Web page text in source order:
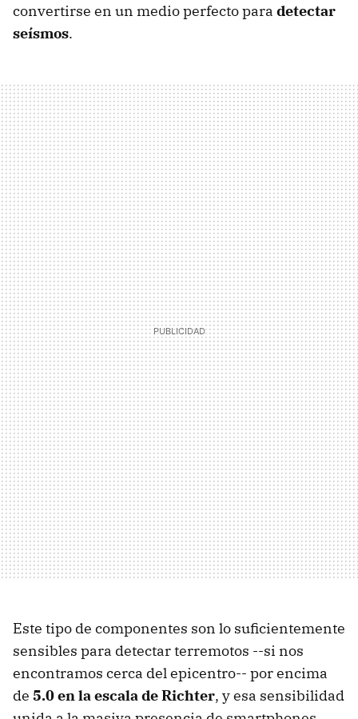
convertirse en un medio perfecto para detectar
seísmos.
Este tipo de componentes son lo suficientemente
sensibles para detectar terremotos --si nos
encontramos cerca del epicentro-- por encima
de 5.0 en la escala de Richter, y esa sensibilidad